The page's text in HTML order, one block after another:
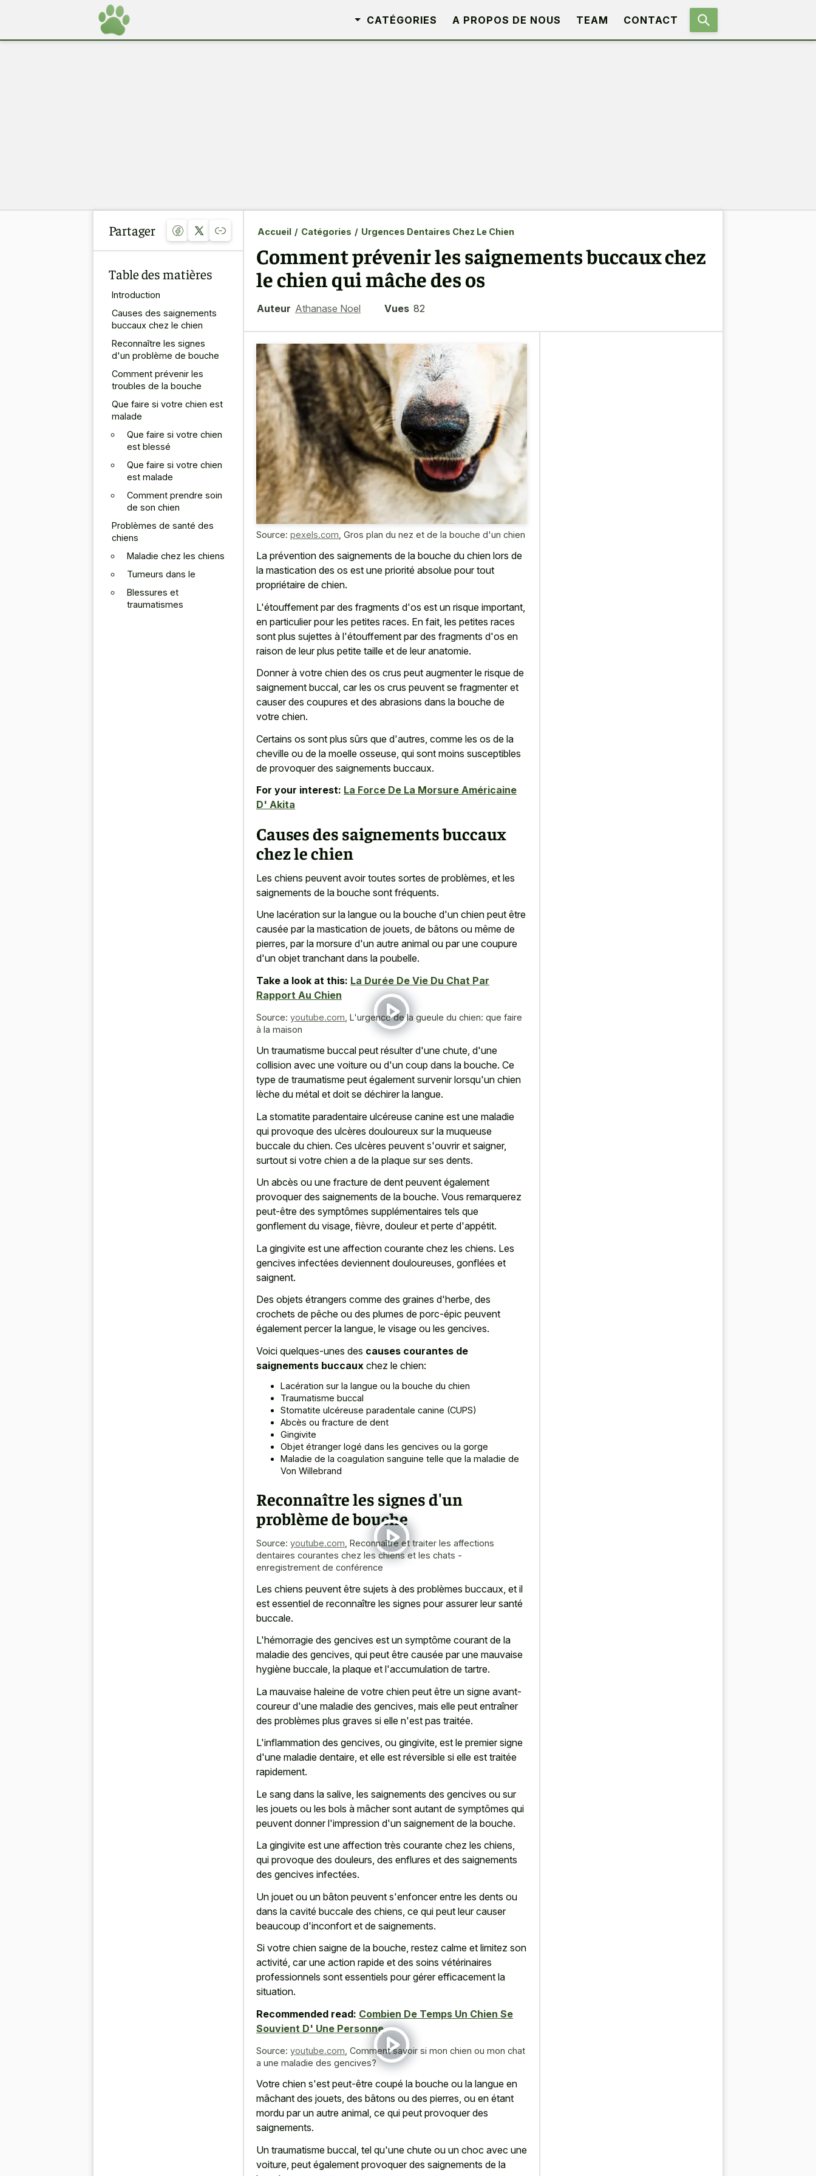
CATÉGORIES A PROPOS DE NOUS TEAM CONTACT
Partager
Table des matières
Introduction
Causes des saignements
buccaux chez le chien
Reconnaître les signes
d'un problème de bouche
Comment prévenir les
troubles de la bouche
Que faire si votre chien est
malade
Que faire si votre chien
est blessé
Que faire si votre chien
est malade
Comment prendre soin
de son chien
Problèmes de santé des
chiens
Maladie chez les chiens
Tumeurs dans le
Blessures et
traumatismes
Accueil / Catégories / Urgences Dentaires Chez Le Chien
Comment prévenir les saignements buccaux chez
le chien qui mâche des os
Auteur Athanase Noel Vues 82
Source: pexels.com Gros plan du nez et de la bouche d'un chien
La prévention des saignements de la bouche du chien lors de
la mastication des os est une priorité absolue pour tout
propriétaire de chien.
L'étouffement par des fragments d'os est un risque important,
en particulier pour les petites races. En fait, les petites races
sont plus sujettes à l'étouffement par des fragments d'os en
raison de leur plus petite taille et de leur anatomie.
Donner à votre chien des os crus peut augmenter le risque de
saignement buccal, car les os crus peuvent se fragmenter et
causer des coupures et des abrasions dans la bouche de
votre chien.
Certains os sont plus sûrs que d'autres, comme les os de la
cheville ou de la moelle osseuse, qui sont moins susceptibles
de provoquer des saignements buccaux.
For your interest: La Force De La Morsure Américaine
D' Akita
Causes des saignements buccaux
chez le chien
Les chiens peuvent avoir toutes sortes de problèmes, et les
saignements de la bouche sont fréquents.
Une lacération sur la langue ou la bouche d'un chien peut être
causée par la mastication de jouets, de bâtons ou même de
pierres, par la morsure d'un autre animal ou par une coupure
d'un objet tranchant dans la poubelle.
Take a look at this: La Durée De Vie Du Chat Par
Rapport Au Chien
Source: youtube.com L'urgence de la gueule du chien: que faire
à la maison
Un traumatisme buccal peut résulter d'une chute, d'une
collision avec une voiture ou d'un coup dans la bouche. Ce
type de traumatisme peut également survenir lorsqu'un chien
lèche du métal et doit se déchirer la langue.
La stomatite paradentaire ulcéreuse canine est une maladie
qui provoque des ulcères douloureux sur la muqueuse
buccale du chien. Ces ulcères peuvent s'ouvrir et saigner,
surtout si votre chien a de la plaque sur ses dents.
Un abcès ou une fracture de dent peuvent également
provoquer des saignements de la bouche. Vous remarquerez
peut-être des symptômes supplémentaires tels que
gonflement du visage, fièvre, douleur et perte d'appétit.
La gingivite est une affection courante chez les chiens. Les
gencives infectées deviennent douloureuses, gonflées et
saignent.
Des objets étrangers comme des graines d'herbe, des
crochets de pêche ou des plumes de porc-épic peuvent
également percer la langue, le visage ou les gencives.
Voici quelques-unes des causes courantes de
saignements buccaux chez le chien:
Lacération sur la langue ou la bouche du chien
Traumatisme buccal
Stomatite ulcéreuse paradentale canine (CUPS)
Abcès ou fracture de dent
Gingivite
Objet étranger logé dans les gencives ou la gorge
Maladie de la coagulation sanguine telle que la maladie de
Von Willebrand
Reconnaître les signes d'un
problème de bouche
Source: youtube.com Reconnaître et traiter les affections
dentaires courantes chez les chiens et les chats -
enregistrement de conférence
Les chiens peuvent être sujets à des problèmes buccaux, et il
est essentiel de reconnaître les signes pour assurer leur santé
buccale.
L'hémorragie des gencives est un symptôme courant de la
maladie des gencives, qui peut être causée par une mauvaise
hygiène buccale, la plaque et l'accumulation de tartre.
La mauvaise haleine de votre chien peut être un signe avant-
coureur d'une maladie des gencives, mais elle peut entraîner
des problèmes plus graves si elle n'est pas traitée.
L'inflammation des gencives, ou gingivite, est le premier signe
d'une maladie dentaire, et elle est réversible si elle est traitée
rapidement.
Le sang dans la salive, les saignements des gencives ou sur
les jouets ou les bols à mâcher sont autant de symptômes qui
peuvent donner l'impression d'un saignement de la bouche.
La gingivite est une affection très courante chez les chiens,
qui provoque des douleurs, des enflures et des saignements
des gencives infectées.
Un jouet ou un bâton peuvent s'enfoncer entre les dents ou
dans la cavité buccale des chiens, ce qui peut leur causer
beaucoup d'inconfort et de saignements.
Si votre chien saigne de la bouche, restez calme et limitez son
activité, car une action rapide et des soins vétérinaires
professionnels sont essentiels pour gérer efficacement la
situation.
Recommended read: Combien De Temps Un Chien Se
Souvient D' Une Personne
Source: youtube.com Comment savoir si mon chien ou mon chat
a une maladie des gencives?
Votre chien s'est peut-être coupé la bouche ou la langue en
mâchant des jouets, des bâtons ou des pierres, ou en étant
mordu par un autre animal, ce qui peut provoquer des
saignements.
Un traumatisme buccal, tel qu'une chute ou un choc avec une
voiture, peut également provoquer des saignements de la